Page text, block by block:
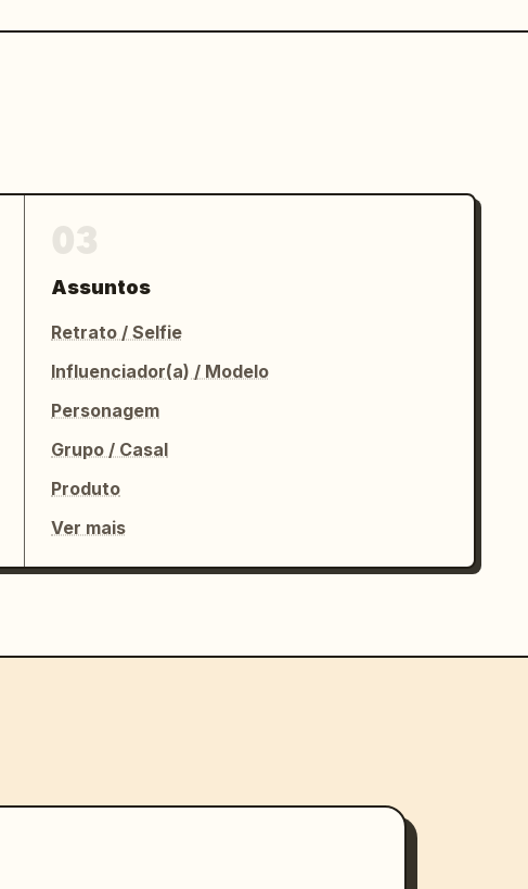
Assuntos
Retrato / Selfie
Influenciador(a) / Modelo
Personagem
Grupo / Casal
Produto
Ver mais